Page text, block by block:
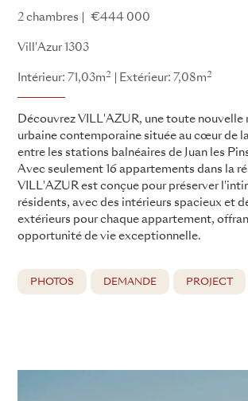
2 chambres €444 000
Vill'Azur 1303
Intérieur: 71,03m2 Extérieur: 7,08m2
Découvrez VILL'AZUR, une toute nouvelle
urbaine contemporaine située au cœur de
entre les stations balnéaires de Juan les
Avec seulement 16 appartements dans la
VILL'AZUR est conçue pour préserver
résidents, avec des intérieurs spacieux et
extérieurs pour chaque appartement,
opportunité de vie exceptionnelle.
PHOTOS DEMANDE PROJECT